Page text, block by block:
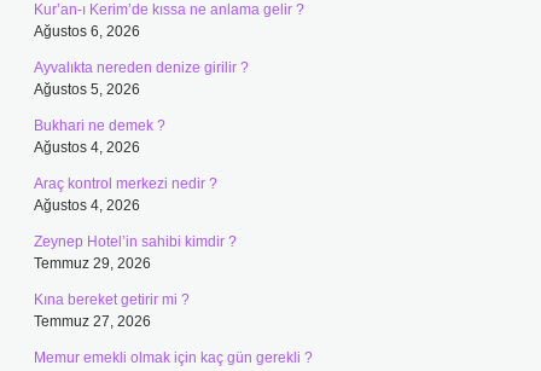
Kur’an-ı Kerim’de kıssa ne anlama gelir ?
Ağustos 6, 2026
Ayvalıkta nereden denize girilir ?
Ağustos 5, 2026
Bukhari ne demek ?
Ağustos 4, 2026
Araç kontrol merkezi nedir ?
Ağustos 4, 2026
Zeynep Hotel’in sahibi kimdir ?
Temmuz 29, 2026
Kına bereket getirir mi ?
Temmuz 27, 2026
Memur emekli olmak için kaç gün gerekli ?